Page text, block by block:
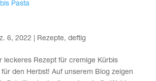
6, 2022 Rezepte, deftig
lecke­res Rezept für cre­mi­ge Kür­bis
für den Herbst! Auf unse­rem Blog zei­gen